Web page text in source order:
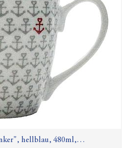
hellblau, 480ml,